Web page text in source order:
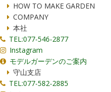
HOW TO MAKE GARDEN
COMPANY
本社
TEL:077-546-2877
Instagram
モデルガーデンのご案内
守山支店
TEL:077-582-2885